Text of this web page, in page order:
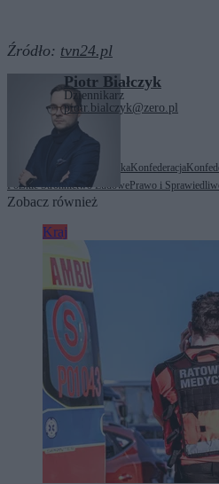
Źródło: tvn24.pl
Piotr Białczyk
Dziennikarz
piotr.bialczyk@zero.pl
Tagi: Koalicja Obywatelska Konfederacja
Polskie Stronnictwo Ludowe Prawo i
Zobacz również
Kraj